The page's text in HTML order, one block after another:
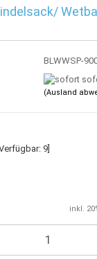
PUL Überhosen
Flaschen
BLWWSP-
(Ausland
9]
inkl.